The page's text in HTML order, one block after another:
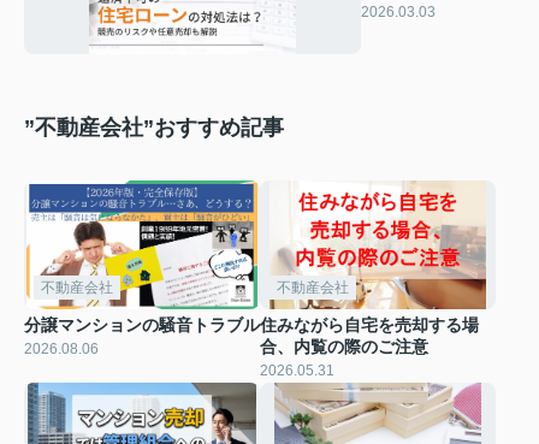
のリスクや任意売却
2026.03.03
”不動産会社”おすすめ記事
不動産会社
分譲マンションの騒音トラブル
2026.08.06
不動産会社
住みながら自宅を売却する場
合、内覧の際のご注意
2026.05.31